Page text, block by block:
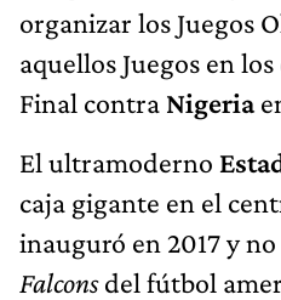
organizar los Juegos
aquellos Juegos en
Final contra Nigeria
El ultramoderno
caja gigante en el
inauguró en 2017 y no
Falconsdel fútbol